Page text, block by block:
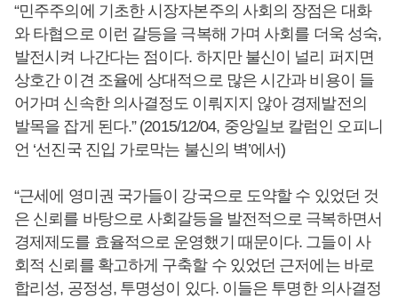
“민주주의에 기초한 시장자본주의 사회의 장점은 대화
와 타협으로 이런 갈등을 극복해 가며 사회를 더욱 성숙,
발전시켜 나간다는 점이다. 하지만 불신이 널리 퍼지면
상호간 이견 조율에 상대적으로 많은 시간과 비용이 들
어가며 신속한 의사결정도 이뤄지지 않아 경제발전의
발목을 잡게 된다.” (2015/12/04, 중앙일보 칼럼인 오피니
언 ‘선진국 진입 가로막는 불신의 벽’에서)
“근세에 영미권 국가들이 강국으로 도약할 수 있었던 것
은 신뢰를 바탕으로 사회갈등을 발전적으로 극복하면서
경제제도를 효율적으로 운영했기 때문이다. 그들이 사
회적 신뢰를 확고하게 구축할 수 있었던 근저에는 바로
합리성, 공정성, 투명성이 있다. 이들은 투명한 의사결정